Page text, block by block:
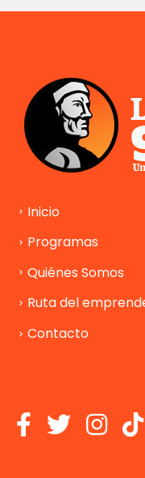
Inicio
Programas
Quiénes Somos
Ruta del
Contacto